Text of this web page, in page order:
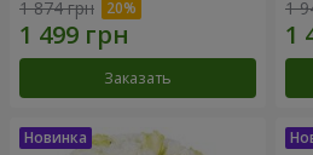
1 874 грн
Заказать
1